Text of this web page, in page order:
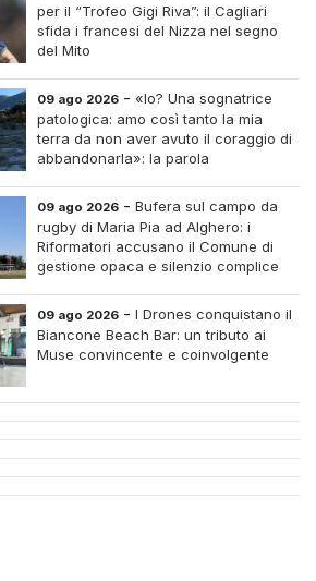
per il “Trofeo Gigi Riva”: il Cagliari
sfida i francesi del Nizza nel segno
del Mito
09 ago 2026 - «Io? Una sognatrice
patologica: amo così tanto la mia
terra da non aver avuto il coraggio di
abbandonarla»: la parola
09 ago 2026 -Bufera sul campo da
rugby di Maria Pia ad Alghero: i
Riformatori accusano il Comune di
gestione opaca e silenzio complice
09 ago 2026 -I Drones conquistano il
Biancone Beach Bar: un tributo ai
Muse convincente e coinvolgente